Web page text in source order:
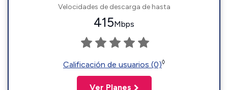
Velocidades de descarga de hasta
415Mbps
Calificación de usuarios (0)◊
Ver Planes